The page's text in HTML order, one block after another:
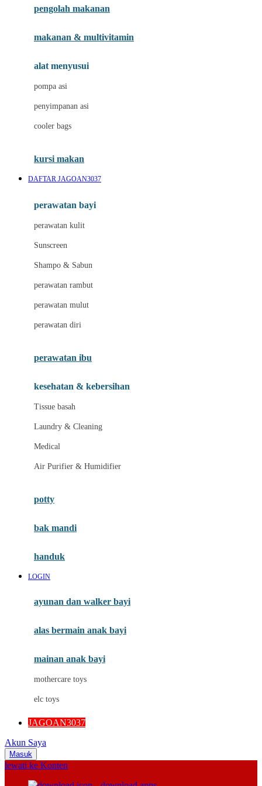
Joolz
Leclerc
Lee Vierra
Lillebaby
Little Bird Told Me
Little Miss Janis
London Taxi
Love To Dream
M
Magformers
Mamaway
Maxi Cosi
Megabloks
Micro
MiDeer
Moby
My Buddy Tag
My K
pengolah makanan
makanan & multivitamin
alat menyusui
pompa asi
penyimpanan asi
cooler bags
kursi makan
DAFTAR JAGOAN3037
perawatan bayi
perawatan kulit
Sunscreen
Shampo & Sabun
perawatan rambut
perawatan mulut
perawatan diri
perawatan ibu
kesehatan & kebersihan
Tissue basah
Laundry & Cleaning
Medical
Air Purifier & Humidifier
potty
bak mandi
handuk
LOGIN
ayunan dan walker bayi
alas bermain anak bayi
mainan anak bayi
mothercare toys
elc toys
JAGOAN3037
Akun Saya
Masuk
lewati ke Konten